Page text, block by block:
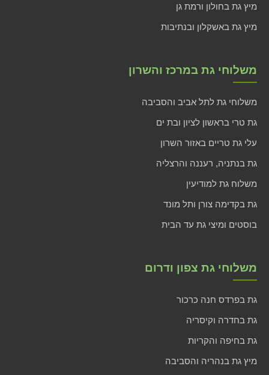
מיץ גת בחולון ורמת גן
מיץ גת באשקלון ובנתיבות
משלוחי גת במרכז והשרון
משלוחי גת לתל אביב והסביבה
גת טרי בראשון לציון ובת ים
עלי גת טריים באזור השרון
גת בנתניה, רעננה והרצליה
משלוח גת למודיעין
גת בקדימה צורן ותל מונד
בוסטים ומיצי גת עד הבית
משלוחי גת צפון ודרום
גת בפרדס חנה כרכור
גת בחדרה וקיסריה
גת בחיפה והקריות
מיץ גת בנהריה והסביבה